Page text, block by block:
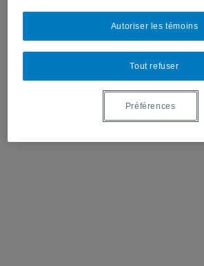
Tout refuser
Autoriser les témoins
Préférences